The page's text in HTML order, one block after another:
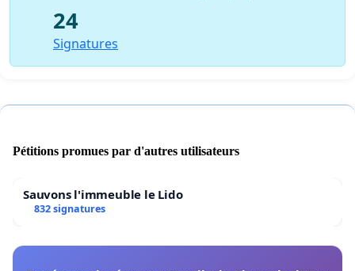
24
Signatures
Pétitions promues par d'autres utilisateurs
Sauvons l'immeuble le Lido
832 signatures